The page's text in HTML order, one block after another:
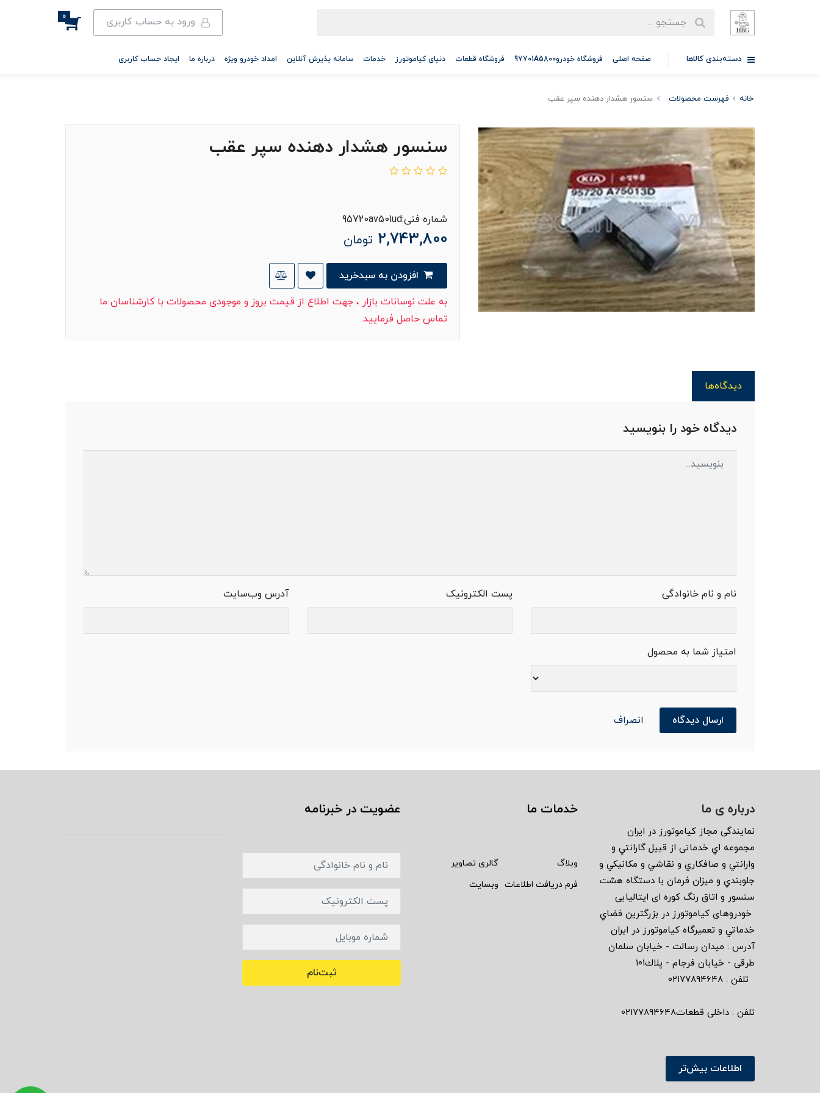
ورود به حساب کاربری 0
دسته‌بندی کالاها صفحه اصلی فروشگاه خودرو97701A5800 فروشگاه قطعات دنیای کیاموتورز خدمات سامانه پذیرش آنلاین امداد خودرو ویژه درباره ما ایجاد حساب کاربری
خانه فهرست محصولات سنسور هشدار دهنده سپر عقب
سنسور هشدار دهنده سپر عقب
شماره فنی:95720av501ud
2,743,800 تومان
به علت نوسانات بازار ، جهت اطلاع از قیمت بروز و موجودی محصولات با کارشناسان ما
تماس حاصل فرمایید.
دیدگاه‌ها
دیدگاه خود را بنویسید
نام و نام خانوادگی پست الکترونیک آدرس وب‌سایت
امتیاز شما به محصول
ارسال دیدگاه انصراف
درباره ی ما
نمايندگى مجاز كياموتورز در ايران
مجموعه اي خدماتى از قبيل گارانتي و
وارانتي و صافكاري و نقاشي و مكانيكي و
جلوبندي و ميزان فرمان با دستگاه هشت
سنسور و اتاق رنگ كوره اى ايتاليايى
خودروهاى كياموتورز در بزرگترين فضاي
خدماتي و تعميرگاه كياموتورز در ايران
آدرس : ميدان رسالت - خيابان سلمان
طرقى - خيابان فرجام - پلاك١٠١
تلفن : ٠٢١٧٧٨٩٤٦٤٨
تلفن : داخلی قطعات02177894648
اطلاعات بیش‌تر
خدمات ما
وبلاگ
گالری تصاویر
فرم دریافت اطلاعات وبسایت
عضویت در خبرنامه
ثبت‌نام